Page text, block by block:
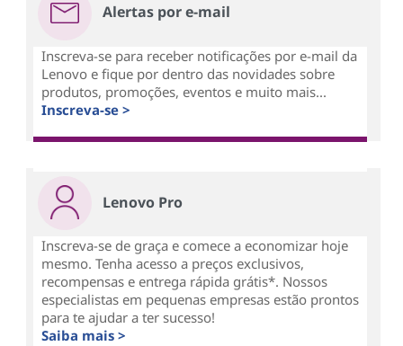
Alertas por e-mail
Inscreva-se para receber notificações por e-mail da
Lenovo e fique por dentro das novidades sobre
produtos, promoções, eventos e muito mais...
Inscreva-se >
Lenovo Pro
Inscreva-se de graça e comece a economizar hoje
mesmo. Tenha acesso a preços exclusivos,
recompensas e entrega rápida grátis*. Nossos
especialistas em pequenas empresas estão prontos
para te ajudar a ter sucesso!
Saiba mais >